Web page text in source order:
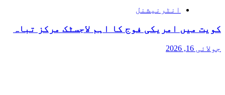
انٹرنیشنل
کویت میں امریکی فوج کا اہم لاجسٹک مرکز تباہ
جولائی 16, 2026